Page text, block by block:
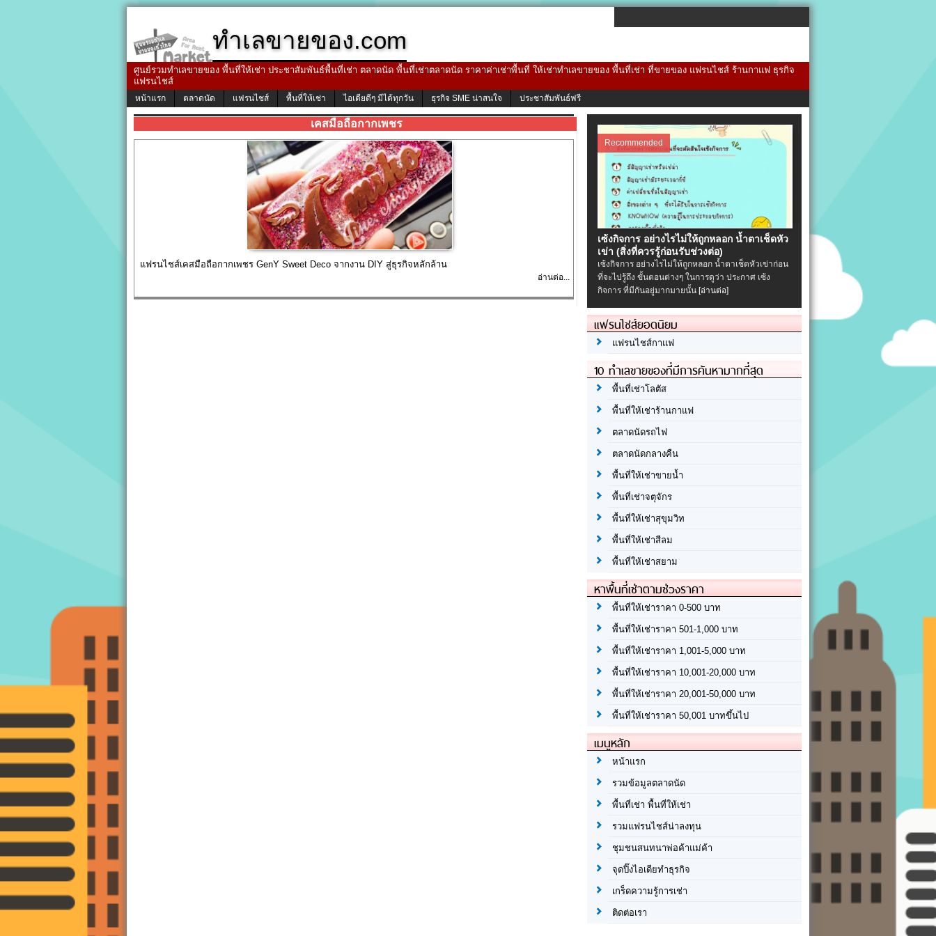
ทำเลขายของ.com
ศูนย์รวมทำเลขายของ พื้นที่ให้เช่า ประชาสัมพันธ์พื้นที่เช่า ตลาดนัด พื้นที่เช่าตลาดนัด ราคาค่าเช่าพื้นที่ ให้เช่าทำเลขายของ พื้นที่เช่า ที่ขายของ แฟรนไชส์ ร้านกาแฟ ธุรกิจ
แฟรนไชส์
หน้าแรก ตลาดนัด แฟรนไชส์ พื้นที่ให้เช่า ไอเดียดีๆ มีได้ทุกวัน ธุรกิจ SME น่าสนใจ ประชาสัมพันธ์ฟรี
เคสมือถือกากเพชร
แฟรนไชส์เคสมือถือกากเพชร GenY Sweet Deco จากงาน DIY สู่ธุรกิจหลักล้าน
อ่านต่อ...
Recommended
เซ้งกิจการ อย่างไรไม่ให้ถูกหลอก น้ำตาเช็ดหัว
เข่า (สิ่งที่ควรรู้ก่อนรับช่วงต่อ)
เซ้งกิจการ อย่างไรไม่ให้ถูกหลอก น้ำตาเช็ดหัวเข่าก่อน
ที่จะไปรู้ถึง ขั้นตอนต่างๆ ในการดูว่า ประกาศ เซ้ง
กิจการ ที่มีกันอยู่มากมายนั้น [อ่านต่อ]
แฟรนไชส์ยอดนิยม
แฟรนไชส์กาแฟ
10 ทำเลขายของที่มีการค้นหามากที่สุด
พื้นที่เช่าโลตัส
พื้นที่ให้เช่าร้านกาแฟ
ตลาดนัดรถไฟ
ตลาดนัดกลางคืน
พื้นที่ให้เช่าขายน้ำ
พื้นที่เช่าจตุจักร
พื้นที่ให้เช่าสุขุมวิท
พื้นที่ให้เช่าสีลม
พื้นที่ให้เช่าสยาม
หาพื้นที่เช่าตามช่วงราคา
พื้นที่ให้เช่าราคา 0-500 บาท
พื้นที่ให้เช่าราคา 501-1,000 บาท
พื้นที่ให้เช่าราคา 1,001-5,000 บาท
พื้นที่ให้เช่าราคา 10,001-20,000 บาท
พื้นที่ให้เช่าราคา 20,001-50,000 บาท
พื้นที่ให้เช่าราคา 50,001 บาทขึ้นไป
เมนูหลัก
หน้าแรก
รวมข้อมูลตลาดนัด
พื้นที่เช่า พื้นที่ให้เช่า
รวมแฟรนไชส์น่าลงทุน
ชุมชนสนทนาพ่อค้าแม่ค้า
จุดปิ๊งไอเดียทำธุรกิจ
เกร็ดความรู้การเช่า
ติดต่อเรา